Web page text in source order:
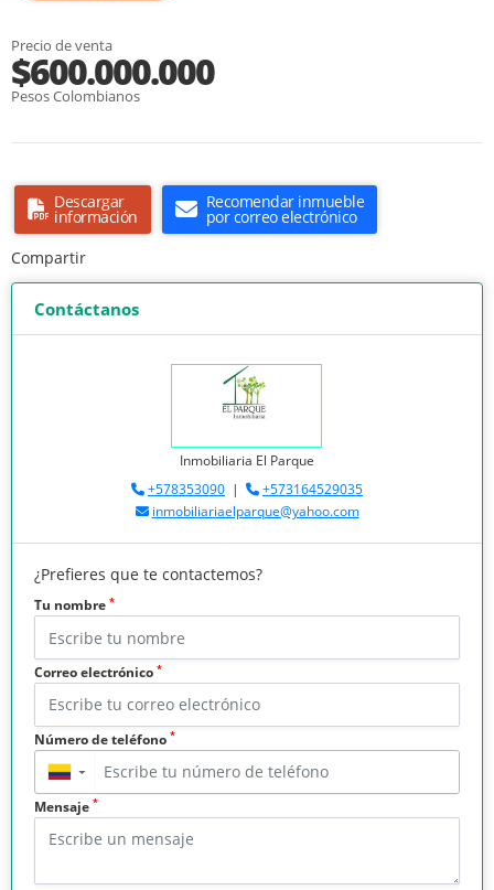
Precio de venta
$600.000.000
Pesos Colombianos
Descargar
información
Recomendar inmueble
por correo electrónico
Compartir
Contáctanos
Inmobiliaria El Parque
+578353090 |
+573164529035
inmobiliariaelparque@yahoo.com
¿Prefieres que te contactemos?
Tu nombre *
Correo electrónico *
Número de teléfono *
▼
Mensaje *